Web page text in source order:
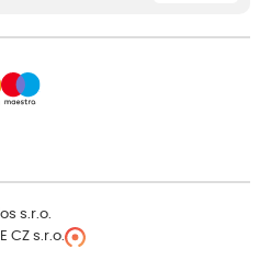
s.r.o.
CZ s.r.o.